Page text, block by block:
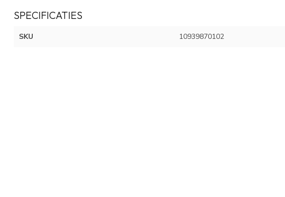
SPECIFICATIES
SKU 10939870102